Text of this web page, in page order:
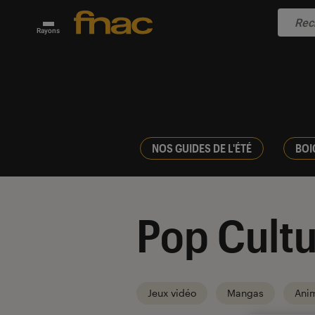
Rayons
NOS GUIDES DE L'ÉTÉ
Pop
Jeux vidéo Mangas